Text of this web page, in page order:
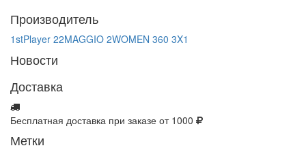
Производитель
1stPlayer 22MAGGIO 2WOMEN 360 3X1
Новости
Доставка
Бесплатная доставка при заказе от 1000
Метки